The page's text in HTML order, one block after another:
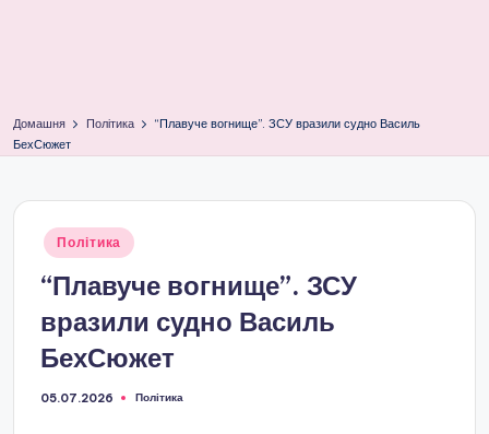
Домашня Політика
“Плавуче вогнище”. ЗСУ вразили судно Василь
БехСюжет
Опубліковано
Політика
“Плавуче вогнище”. ЗСУ
вразили судно Василь
БехСюжет
05.07.2026
Опубліковано
Політика